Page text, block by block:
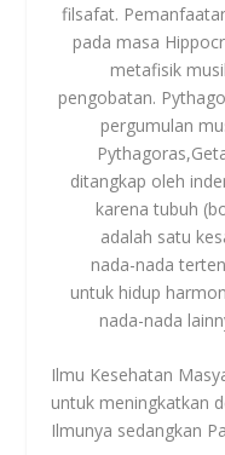
filsafat.
pada masa
metafisik
pengobatan.
pergumulan
ditangkap oleh
karena tubuh
adalah satu
nada-nada
untuk hidup
nada-nada
Ilmu Kesehatan
untuk meningkatkan
Ilmunya sedangkan